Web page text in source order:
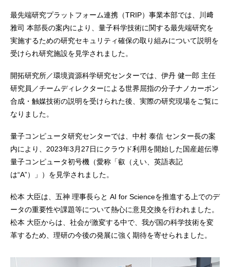
最先端研究プラットフォーム連携（TRIP）事業本部では、川﨑
雅司 本部長の案内により、量子科学技術に関する最先端研究を
実施するための研究セキュリティ確保の取り組みについて説明を
受けられ研究施設を見学されました。
開拓研究所／環境資源科学研究センターでは、伊丹 健一郎 主任
研究員／チームディレクターによる世界屈指の分子ナノカーボン
合成・触媒技術の説明を受けられた後、実際の研究現場をご覧に
なりました。
量子コンピュータ研究センターでは、中村 泰信 センター長の案
内により、2023年3月27日にクラウド利用を開始した国産超伝導
量子コンピュータ初号機（愛称「叡（えい、英語表記
は“A”）」）を見学されました。
松本 大臣は、五神 理事長らと AI for Scienceを推進する上でのデ
ータの重要性や課題等について熱心に意見交換を行われました。
松本 大臣からは、社会が激変する中で、我が国の科学技術を変
革するため、理研の今後の発展に強く期待を寄せられました。